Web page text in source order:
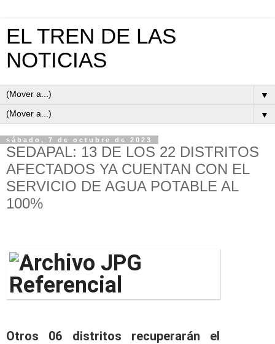
EL TREN DE LAS
NOTICIAS
▼
▼
sábado, 7 de octubre de 2023
SEDAPAL: 13 DE LOS 22 DISTRITOS
AFECTADOS YA CUENTAN CON EL
SERVICIO DE AGUA POTABLE AL
100%
Otros 06 distritos recuperarán el